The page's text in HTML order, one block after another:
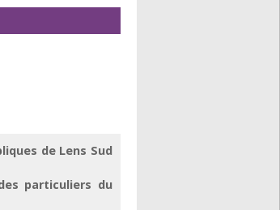
de Lens Sud
particuliers du